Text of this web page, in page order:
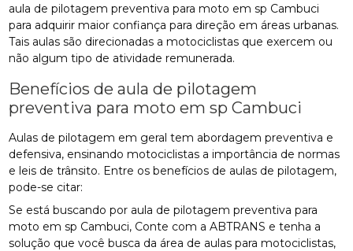
aula de pilotagem preventiva para moto em sp Cambuci
para adquirir maior confiança para direção em áreas urbanas.
Tais aulas são direcionadas a motociclistas que exercem ou
não algum tipo de atividade remunerada.
Benefícios de aula de pilotagem
preventiva para moto em sp Cambuci
Aulas de pilotagem em geral tem abordagem preventiva e
defensiva, ensinando motociclistas a importância de normas
e leis de trânsito. Entre os benefícios de aulas de pilotagem,
pode-se citar:
Se está buscando por aula de pilotagem preventiva para
moto em sp Cambuci, Conte com a ABTRANS e tenha a
solução que você busca da área de aulas para motociclistas,